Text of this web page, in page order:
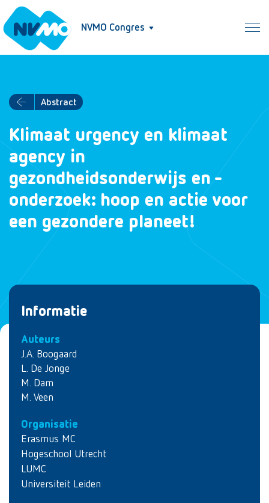
NVMO Congres
Abstract
Klimaat urgency en klimaat
agency in
gezondheidsonderwijs en -
onderzoek: hoop en actie voor
een gezondere planeet!
Informatie
Auteurs
J.A. Boogaard
L. De Jonge
M. Dam
M. Veen
Organisatie
Erasmus MC
Hogeschool Utrecht
LUMC
Universiteit Leiden